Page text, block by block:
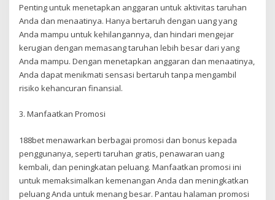
Penting untuk menetapkan anggaran untuk aktivitas taruhan
Anda dan menaatinya. Hanya bertaruh dengan uang yang
Anda mampu untuk kehilangannya, dan hindari mengejar
kerugian dengan memasang taruhan lebih besar dari yang
Anda mampu. Dengan menetapkan anggaran dan menaatinya,
Anda dapat menikmati sensasi bertaruh tanpa mengambil
risiko kehancuran finansial.
3. Manfaatkan Promosi
188bet menawarkan berbagai promosi dan bonus kepada
penggunanya, seperti taruhan gratis, penawaran uang
kembali, dan peningkatan peluang. Manfaatkan promosi ini
untuk memaksimalkan kemenangan Anda dan meningkatkan
peluang Anda untuk menang besar. Pantau halaman promosi